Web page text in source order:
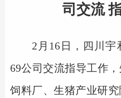
司交流
2月16日，四川宇
69公司交流指导工作
饲料厂、生猪产业研